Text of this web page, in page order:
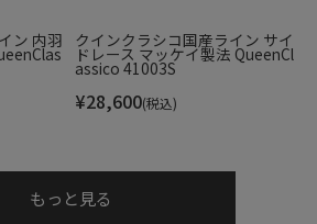
ン 内羽 クインクラシコ国産ライン サイ
ドレース マッケイ製法 QueenCl
assico 41003S
¥28,600(税込)
もっと見る